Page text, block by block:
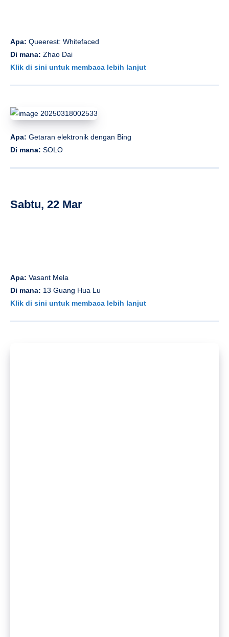
Apa: Queerest: Whitefaced
Di mana: Zhao Dai
Klik di sini untuk membaca lebih lanjut
Apa: Getaran elektronik dengan Bing
Di mana: SOLO
Sabtu, 22 Mar
Apa: Vasant Mela
Di mana: 13 Guang Hua Lu
Klik di sini untuk membaca lebih lanjut